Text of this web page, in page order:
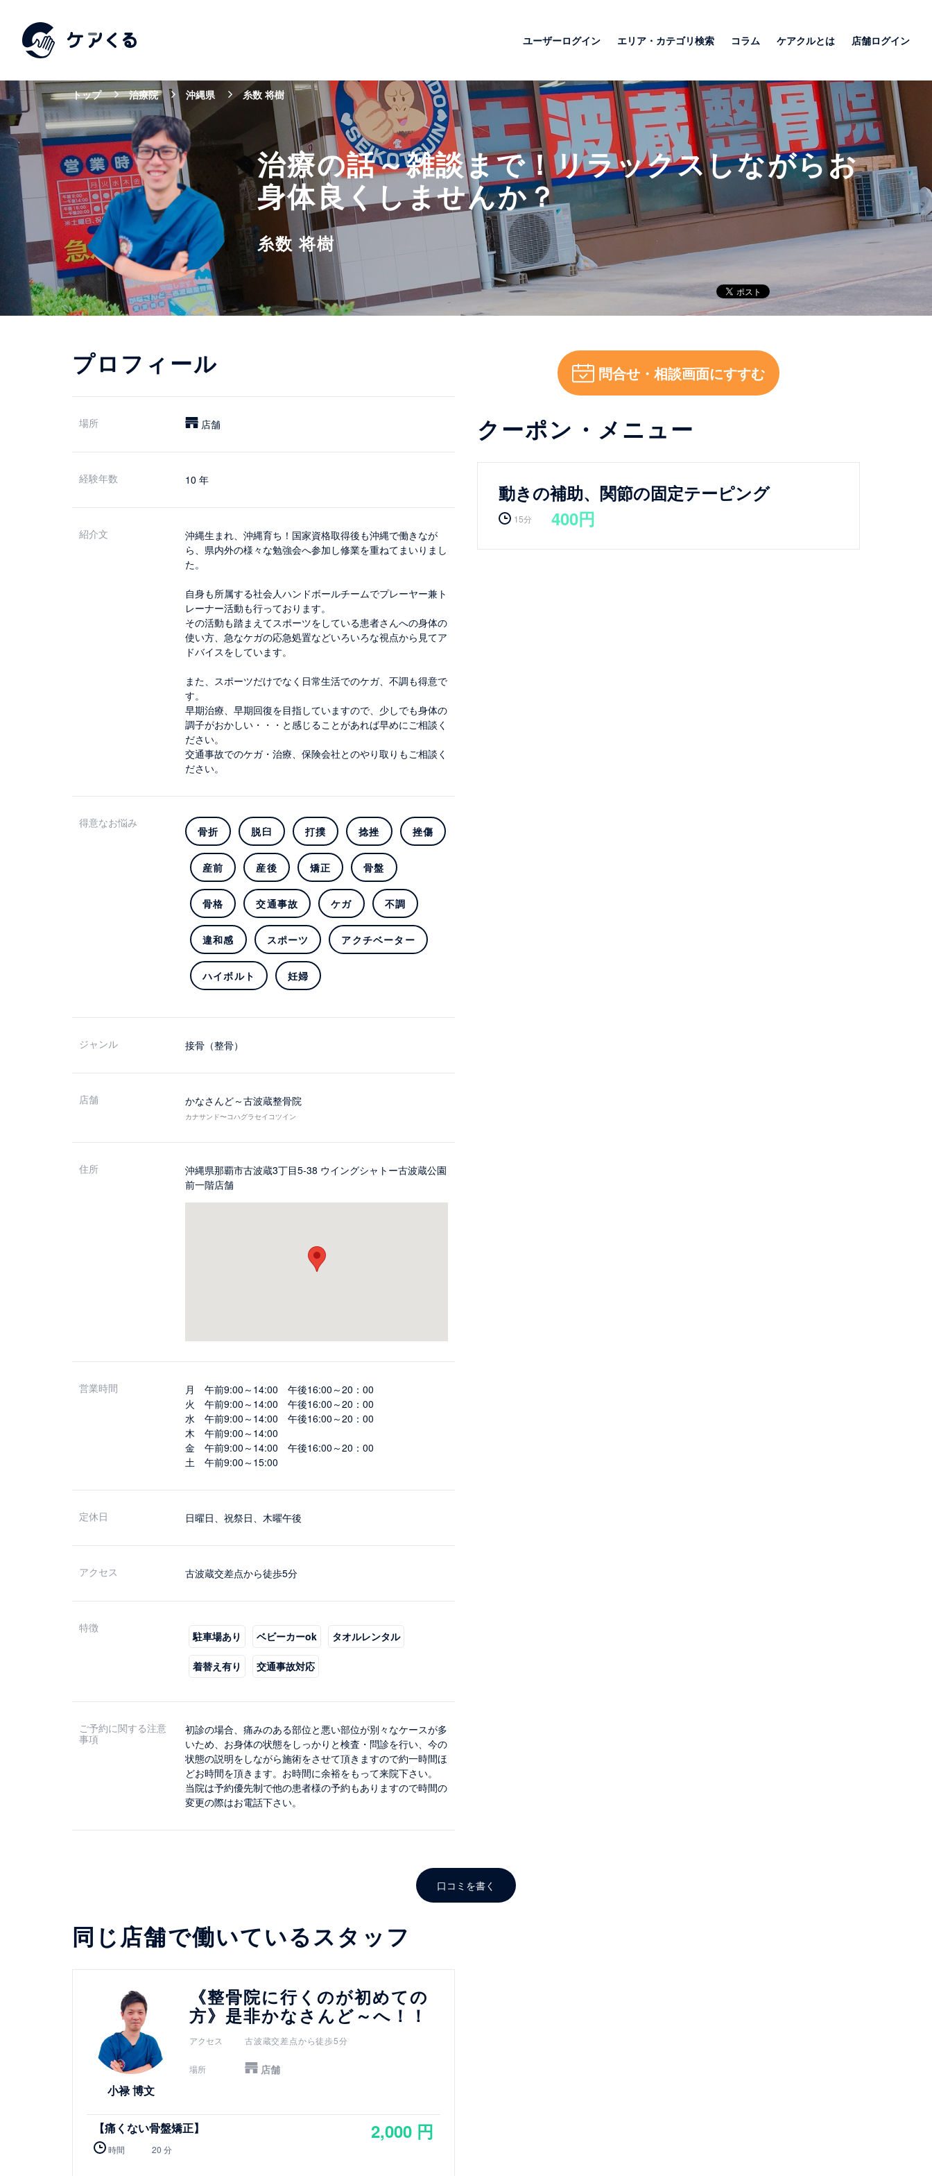
ユーザーログイン エリア・カテゴリ検索 コラム ケアクルとは 店舗ログイン
トップ 治療院 沖縄県 糸数 将樹
治療の話～雑談まで！リラックスしながらお
身体良くしませんか？
糸数 将樹
プロフィール
場所 店舗
経験年数 10 年
紹介文
沖縄生まれ、沖縄育ち！国家資格取得後も沖縄で働きなが
ら、県内外の様々な勉強会へ参加し修業を重ねてまいりまし
た。
自身も所属する社会人ハンドボールチームでプレーヤー兼ト
レーナー活動も行っております。
その活動も踏まえてスポーツをしている患者さんへの身体の
使い方、急なケガの応急処置などいろいろな視点から見てア
ドバイスをしています。
また、スポーツだけでなく日常生活でのケガ、不調も得意で
す。
早期治療、早期回復を目指していますので、少しでも身体の
調子がおかしい・・・と感じることがあれば早めにご相談く
ださい。
交通事故でのケガ・治療、保険会社とのやり取りもご相談く
ださい。
得意なお悩み
骨折 脱臼 打撲 捻挫 挫傷
産前 産後 矯正 骨盤
骨格 交通事故 ケガ 不調
違和感 スポーツ アクチベーター
ハイボルト 妊婦
ジャンル 接骨（整骨）
店舗 かなさんど～古波蔵整骨院
カナサンド〜コハグラセイコツイン
住所
沖縄県那覇市古波蔵3丁目5-38 ウイングシャトー古波蔵公園
前一階店舗
営業時間
月 午前9:00～14:00 午後16:00～20：00
火 午前9:00～14:00 午後16:00～20：00
水 午前9:00～14:00 午後16:00～20：00
木 午前9:00～14:00
金 午前9:00～14:00 午後16:00～20：00
土 午前9:00～15:00
定休日 日曜日、祝祭日、木曜午後
アクセス 古波蔵交差点から徒歩5分
特徴
駐車場あり ベビーカーok タオルレンタル
着替え有り 交通事故対応
ご予約に関する注意
事項
初診の場合、痛みのある部位と悪い部位が別々なケースが多
いため、お身体の状態をしっかりと検査・問診を行い、今の
状態の説明をしながら施術をさせて頂きますので約一時間ほ
どお時間を頂きます。お時間に余裕をもって来院下さい。
当院は予約優先制で他の患者様の予約もありますので時間の
変更の際はお電話下さい。
問合せ・相談画面にすすむ
クーポン・メニュー
動きの補助、関節の固定テーピング
15分 400円
口コミを書く
同じ店舗で働いているスタッフ
小禄 博文
《整骨院に行くのが初めての
方》是非かなさんど～へ！！
アクセス 古波蔵交差点から徒歩5分
場所 店舗
【痛くない骨盤矯正】
時間 20 分
2,000 円